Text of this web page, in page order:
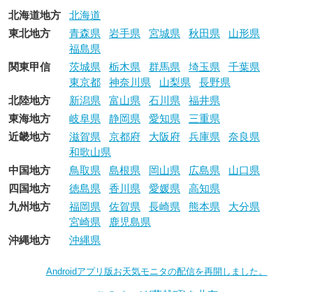
北海道地方
北海道
東北地方
青森県 岩手県 宮城県 秋田県
山形県
福島県
関東甲信
茨城県 栃木県 群馬県 埼玉県
千葉県
東京都
神奈川県 山梨県
長野県
北陸地方
新潟県 富山県 石川県
福井県
東海地方
岐阜県 静岡県 愛知県
三重県
近畿地方
滋賀県 京都府 大阪府 兵庫県
奈良県
和歌山県
中国地方
鳥取県 島根県 岡山県 広島県
山口県
四国地方
徳島県 香川県 愛媛県
高知県
九州地方
福岡県 佐賀県 長崎県 熊本県
大分県
宮崎県
鹿児島県
沖縄地方
沖縄県
Androidアプリ版お天気モニタの配信を再開しました。